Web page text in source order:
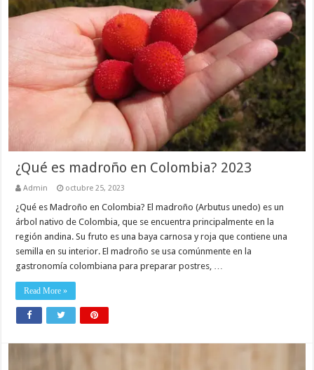
¿Qué es madroño en Colombia? 2023
Admin octubre 25, 2023
¿Qué es Madroño en Colombia? El madroño (Arbutus unedo) es un
árbol nativo de Colombia, que se encuentra principalmente en la
región andina. Su fruto es una baya carnosa y roja que contiene una
semilla en su interior. El madroño se usa comúnmente en la
gastronomía colombiana para preparar postres, …
Read More »